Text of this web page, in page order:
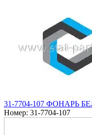
31-7704-107 ФОНАРЬ
Номер: 31-7704-107